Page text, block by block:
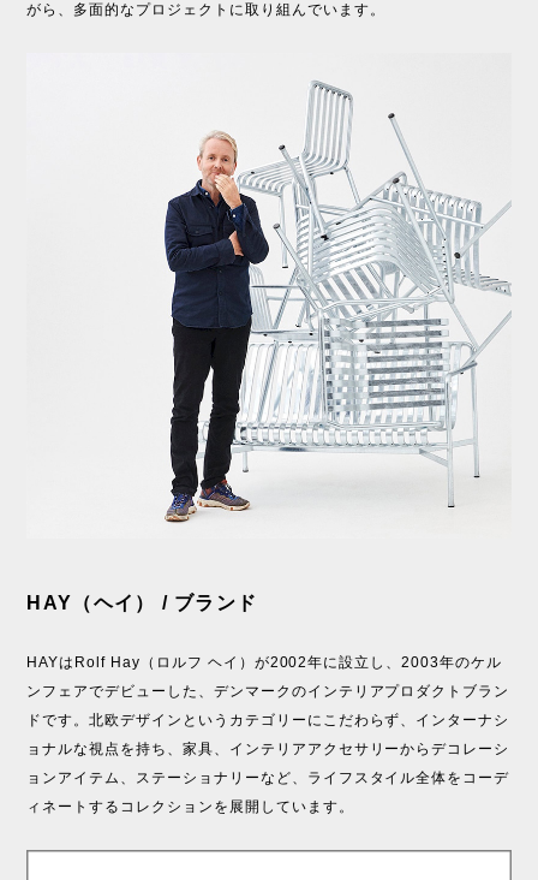
がら、多面的なプロジェクトに取り組んでいます。
HAY（ヘイ） / ブランド
HAYはRolf Hay（ロルフ ヘイ）が2002年に設立し、2003年のケル
ンフェアでデビューした、デンマークのインテリアプロダクトブラン
ドです。北欧デザインというカテゴリーにこだわらず、インターナシ
ョナルな視点を持ち、家具、インテリアアクセサリーからデコレーシ
ョンアイテム、ステーショナリーなど、ライフスタイル全体をコーデ
ィネートするコレクションを展開しています。